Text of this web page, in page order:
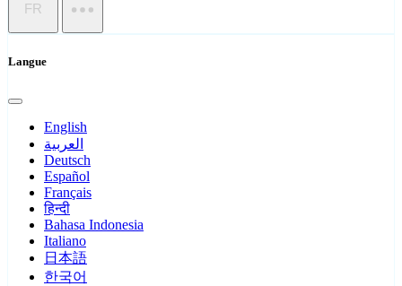
FR
Langue
English
العربية
Deutsch
Español
Français
हिन्दी
Bahasa Indonesia
Italiano
日本語
한국어